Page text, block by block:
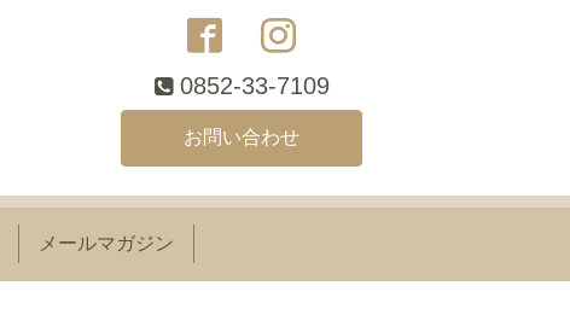
0852-33-7109
お問い合わせ
メールマガジン